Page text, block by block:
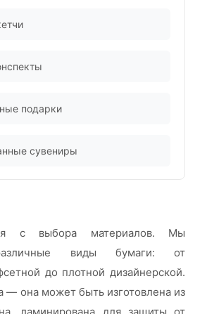
подарки
сувениры
с выбора материалов. Мы
виды бумаги: от
до плотной дизайнерской.
— она может быть изготовлена из